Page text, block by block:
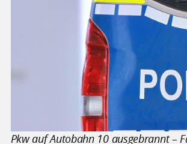
Pkw auf Autobahn 10 ausgebrannt –